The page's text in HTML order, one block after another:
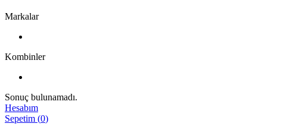
Markalar
Kombinler
Sonuç bulunamadı.
Hesabım
Sepetim (0)